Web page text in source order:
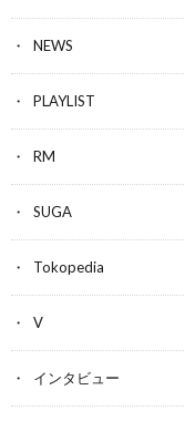
NEWS
PLAYLIST
RM
SUGA
Tokopedia
V
インタビュー